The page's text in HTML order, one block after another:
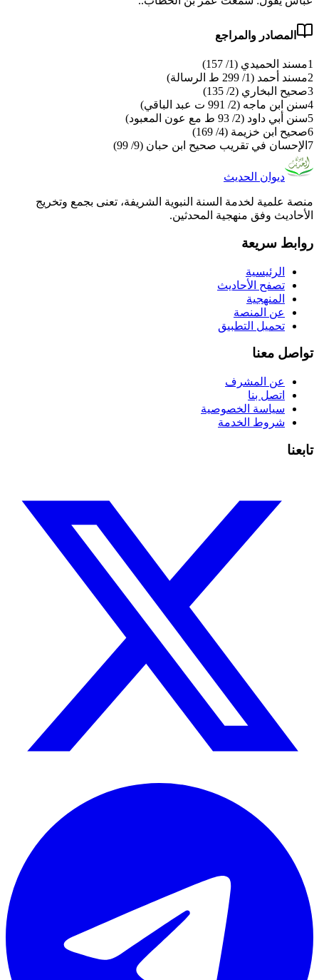
المصادر والمراجع
1مسند الحميدي (1/ 157)
2مسند أحمد (1/ 299 ط الرسالة)
3صحيح البخاري (2/ 135)
4سنن ابن ماجه (2/ 991 ت عبد الباقي)
5سنن أبي داود (2/ 93 ط مع عون المعبود)
6صحيح ابن خزيمة (4/ 169)
7 الإحسان في تقريب صحيح ابن حبان (9/ 99)
ديوان الحديث
منصة علمية لخدمة السنة النبوية الشريفة، تعنى بجمع وتخريج
الأحاديث وفق منهجية المحدثين.
روابط سريعة
الرئيسية
تصفح الأحاديث
المنهجية
عن المنصة
تحميل التطبيق
تواصل معنا
عن المشرف
اتصل بنا
سياسة الخصوصية
شروط الخدمة
تابعنا